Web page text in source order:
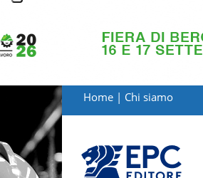
LIBRI
MATERIALI
PER
IL
FORMATORE
Home | Chi siamo